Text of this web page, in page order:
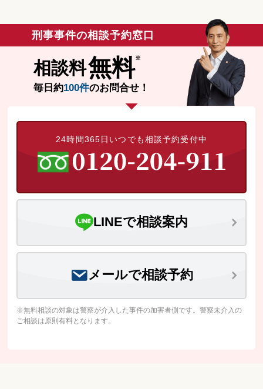
刑事事件の相談予約窓口
相談料無料
毎日約100件のお問合せ！
24時間365日いつでも相談予約受付中
LINEで相談案内
メールで相談予約
※無料相談の対象は警察が介入した事件の加害者側です。警察未介入の
ご相談は原則有料となります。